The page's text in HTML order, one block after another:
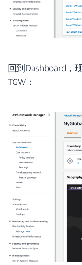
回到Dashboard，
TGW：